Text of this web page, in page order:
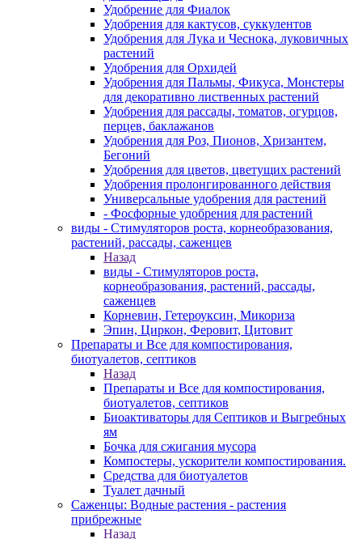
Удобрение для Фиалок
Удобрения для кактусов, суккулентов
Удобрения для Лука и Чеснока, луковичных
растений
Удобрения для Орхидей
Удобрения для Пальмы, Фикуса, Монстеры
для декоративно лиственных растений
Удобрения для рассады, томатов, огурцов,
перцев, баклажанов
Удобрения для Роз, Пионов, Хризантем,
Бегоний
Удобрения для цветов, цветущих растений
Удобрения пролонгированного действия
Универсальные удобрения для растений
- Фосфорные удобрения для растений
виды - Стимуляторов роста, корнеобразования,
растений, рассады, саженцев
Назад
виды - Стимуляторов роста,
корнеобразования, растений, рассады,
саженцев
Корневин, Гетероуксин, Микориза
Эпин, Циркон, Феровит, Цитовит
Препараты и Все для компостирования,
биотуалетов, септиков
Назад
Препараты и Все для компостирования,
биотуалетов, септиков
Биоактиваторы для Септиков и Выгребных
ям
Бочка для сжигания мусора
Компостеры, ускорители компостирования.
Средства для биотуалетов
Туалет дачный
Саженцы: Водные растения - растения
прибрежные
Назад